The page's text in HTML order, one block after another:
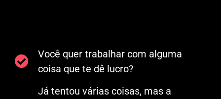
Você quer trabalhar com alguma
coisa que te dê lucro?
Já tentou várias coisas, mas a